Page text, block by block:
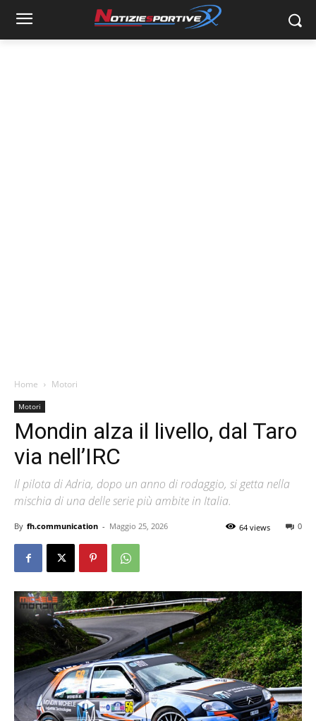
Home Motori
Motori
Mondin alza il livello, dal Taro
via nell’IRC
Il pilota di Adria, dopo un anno di rodaggio, si getta nella
mischia di una delle serie più ambite in Italia.
By fh.communication - Maggio 25, 2026 0
64 views